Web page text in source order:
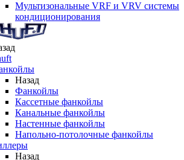
Мультизональные VRF и VRV системы
кондиционирования
Назад
Фанкойлы
Кассетные фанкойлы
Канальные фанкойлы
Настенные фанкойлы
Напольно-потолочные фанкойлы
Назад